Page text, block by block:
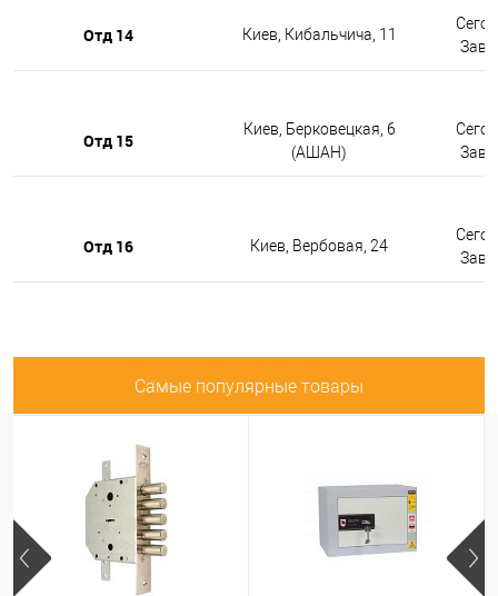
Отд 14 Киев, Кибальчича, 11
Отд 15
Киев, Берковецкая, 6
(АШАН)
Отд 16 Киев, Вербовая, 24
Самые популярные товары